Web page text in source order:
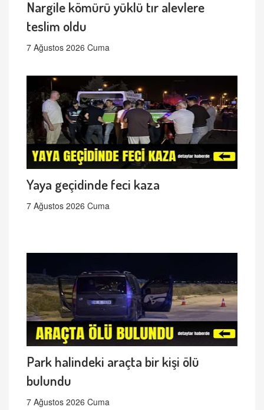
Nargile kömürü yüklü tır alevlere
teslim oldu
7 Ağustos 2026 Cuma
Yaya geçidinde feci kaza
7 Ağustos 2026 Cuma
Park halindeki araçta bir kişi ölü
bulundu
7 Ağustos 2026 Cuma